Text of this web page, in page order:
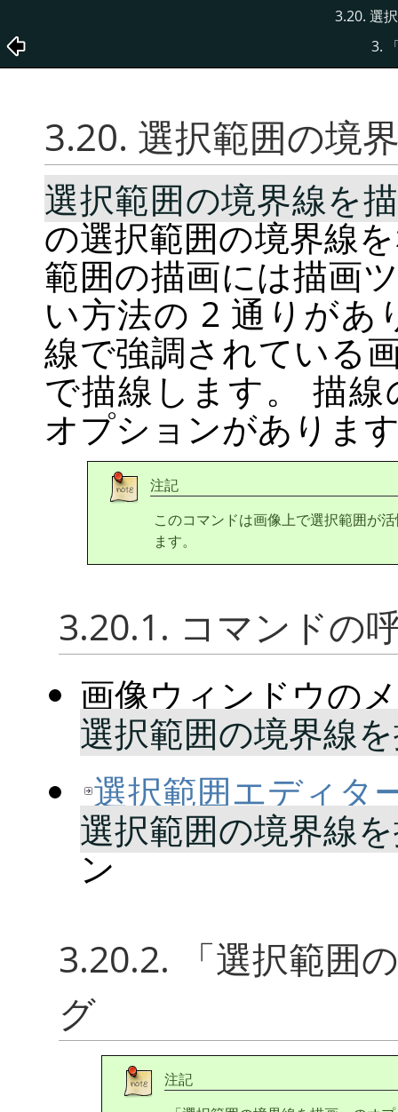
3.20. 選
3.
3.20. 選択範囲の境
選択範囲の境界線を
の選択範囲の境界線
範囲の描画には描画
い方法の 2 通りがあ
線で強調されている
で描線します。 描
オプションがありま
注記
このコマンドは画像上で選択範囲が
ます。
3.20.1. コマンドの
画像ウィンドウの
選択範囲の境界線
選択範囲エディタ
選択範囲の境界線
ン
3.20.2. 「選択範囲
グ
注記